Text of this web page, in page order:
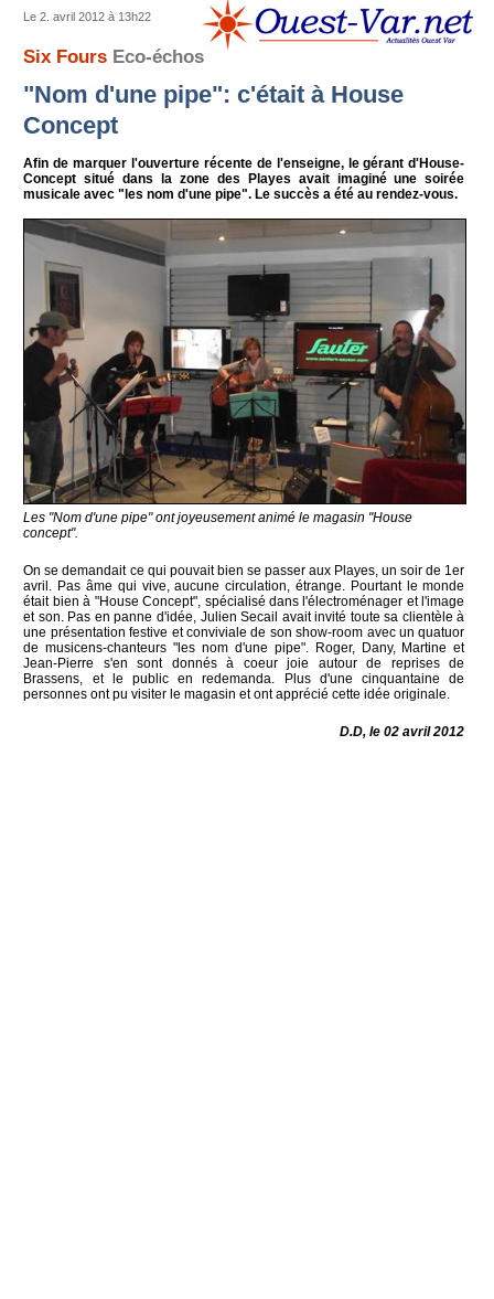
Le 2. avril 2012 à 13h22
Six Fours Eco-échos
"Nom d'une pipe": c'était à House
Concept
Afin de marquer l'ouverture récente de l'enseigne, le gérant d'House-
Concept situé dans la zone des Playes avait imaginé une soirée
musicale avec "les nom d'une pipe". Le succès a été au rendez-vous.
Les "Nom d'une pipe" ont joyeusement animé le magasin "House
concept".
On se demandait ce qui pouvait bien se passer aux Playes, un soir de 1er
avril. Pas âme qui vive, aucune circulation, étrange. Pourtant le monde
était bien à "House Concept", spécialisé dans l'électroménager et l'image
et son. Pas en panne d'idée, Julien Secail avait invité toute sa clientèle à
une présentation festive et conviviale de son show-room avec un quatuor
de musicens-chanteurs "les nom d'une pipe". Roger, Dany, Martine et
Jean-Pierre s'en sont donnés à coeur joie autour de reprises de
Brassens, et le public en redemanda. Plus d'une cinquantaine de
personnes ont pu visiter le magasin et ont apprécié cette idée originale.
D.D, le 02 avril 2012